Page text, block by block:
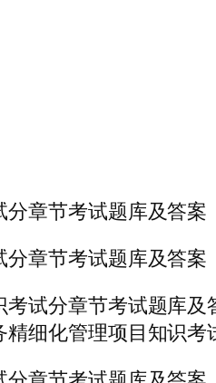
章节考试题库及答案
章节考试题库及答案
试分章节考试题库
细化管理项目知识考